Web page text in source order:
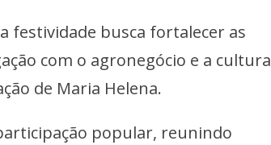
festividade busca fortalecer as
com o agronegócio e a cultura
de Maria Helena.
popular, reunindo